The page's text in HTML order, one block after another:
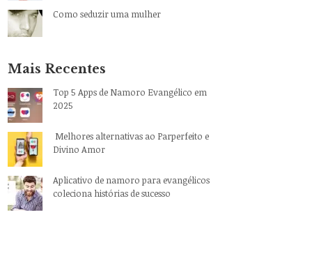
Como seduzir uma mulher
Mais Recentes
Top 5 Apps de Namoro Evangélico em
2025
Melhores alternativas ao Parperfeito e
Divino Amor
Aplicativo de namoro para evangélicos
coleciona histórias de sucesso